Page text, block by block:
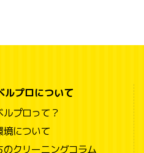
ルプロについて
ルプロって？
境について
のクリーニングコラム